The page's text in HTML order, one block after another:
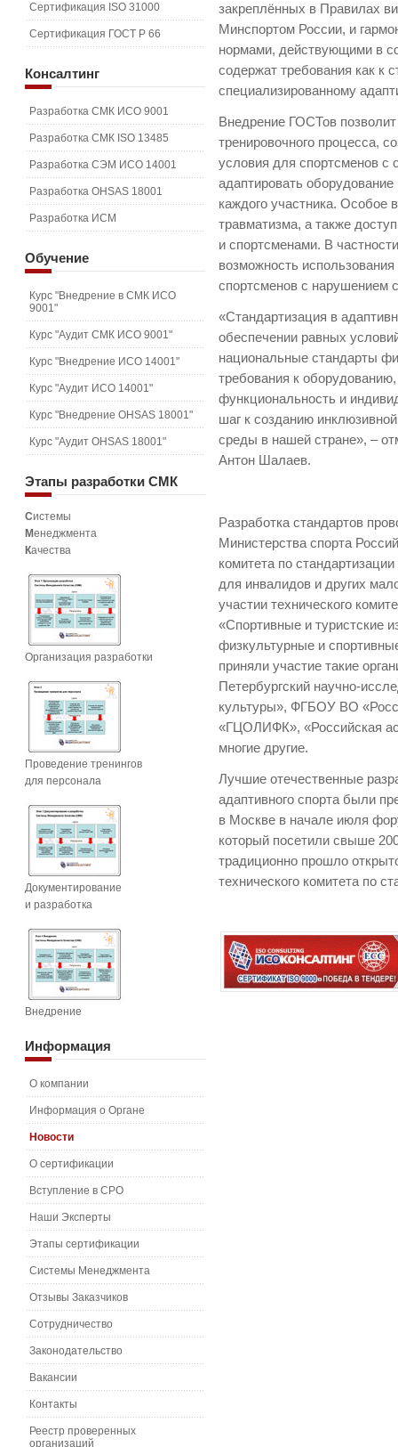
закреплённых в Правилах
Минспортом России, и
нормами, действующими в
содержат требования как к
специализированному
Внедрение ГОСТов
тренировочного процесса,
условия для спортсменов с
адаптировать
каждого участника. Особое
травматизма, а также
и спортсменами. В
возможность
спортсменов с нарушением
«Стандартизация в
обеспечении равных
национальные стандарты
требования к
функциональность и
шаг к созданию
среды в нашей стране», –­­
Антон Шалаев.
Разработка стандартов
Министерства спорта
комитета по
для инвалидов и других
участии технического
«Спортивные и туристские
физкультурные и
приняли участие такие
Петербургский научно-
культуры», ФГБОУ ВО
«ГЦОЛИФК», «Российская
многие другие.
Лучшие отечественные
адаптивного спорта были
в Москве в начале июля
который посетили свыше
традиционно прошло
технического комитета по
Сертификация ISO 31000
Сертификация ГОСТ Р 66
Консалтинг
Разработка СМК ИСО 9001
Разработка СМК ISO 13485
Разработка СЭМ ИСО 14001
Разработка OHSAS 18001
Разработка ИСМ
Обучение
Курс "Внедрение в СМК ИСО
9001"
Курс "Аудит СМК ИСО 9001"
Курс "Внедрение ИСО 14001"
Курс "Аудит ИСО 14001"
Курс "Внедрение OHSAS 18001"
Курс "Аудит OHSAS 18001"
Этапы разработки СМК
Системы
Менеджмента
Качества
Организация разработки
Проведение тренингов
для персонала
Документирование
и разработка
Внедрение
Информация
О компании
Информация о Органе
Новости
О сертификации
Вступление в СРО
Наши Эксперты
Этапы сертификации
Системы Менеджмента
Отзывы Заказчиков
Сотрудничество
Законодательство
Вакансии
Контакты
Реестр проверенных
организаций